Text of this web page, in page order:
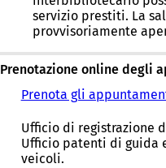
servizio prestiti. La
provvisoriamente
Prenotazione online degli
Prenota gli
Ufficio di registrazione
Ufficio patenti di guida
veicoli.